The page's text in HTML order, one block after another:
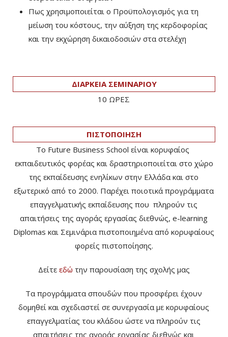
Πως χρησιμοποιείται ο Προϋπολογισμός για τη
μείωση του κόστους, την αύξηση της κερδοφορίας
και την εκχώρηση δικαιοδοσιών στα στελέχη
ΔΙΑΡΚΕΙΑ ΣΕΜΙΝΑΡΙΟΥ
10 ΩΡΕΣ
ΠΙΣΤΟΠΟΙΗΣΗ
Το Future Business School είναι κορυφαίος
εκπαιδευτικός φορέας και δραστηριοποιείται στο χώρο
της εκπαίδευσης ενηλίκων στην Ελλάδα και στο
εξωτερικό από το 2000. Παρέχει ποιοτικά προγράμματα
επαγγελματικής εκπαίδευσης που πληρούν τις
απαιτήσεις της αγοράς εργασίας διεθνώς, e-learning
Diplomas και Σεμινάρια πιστοποιημένα από κορυφαίους
φορείς πιστοποίησης.
Δείτε εδώ την παρουσίαση της σχολής μας
Τα προγράμματα σπουδών που προσφέρει έχουν
δομηθεί και σχεδιαστεί σε συνεργασία με κορυφαίους
επαγγελματίας του κλάδου ώστε να πληρούν τις
απαιτήσεις της αγοράς εργασίας διεθνώς και